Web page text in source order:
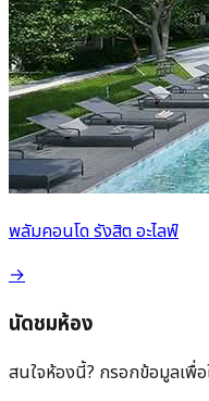
พลัมคอนโด รังสิต อะไลฟ์
→
นัดชมห้อง
สนใจห้องนี้? กรอกข้อมูลเพื่อ